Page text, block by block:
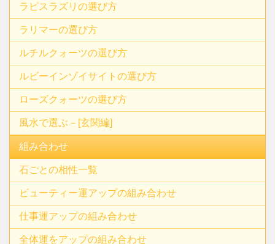
ラピスラズリの選び方
ラリマーの選び方
ルチルクォーツの選び方
ルビーインゾイサイトの選び方
ローズクォーツの選び方
風水で選ぶ－[玄関編]
組み合わせ
石ごとの相性一覧
ビューティー運アップの組み合わせ
仕事運アップの組み合わせ
全体運をアップの組み合わせ